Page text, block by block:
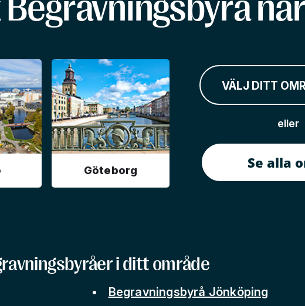
Göteborg
VÄLJ DITT
eller
Se alla
i ditt område
Begravningsbyrå Jönköping